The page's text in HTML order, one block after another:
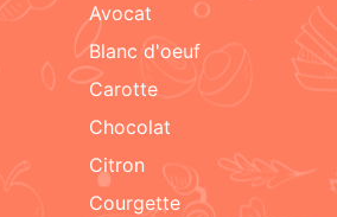
Avocat
blanc d'oeuf
carotte
chocolat
citron
courgette